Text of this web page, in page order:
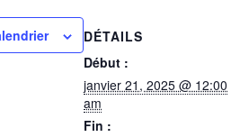
DÉTAILS
Début :
janvier 21, 2025 @ 12:00
am
Fin :